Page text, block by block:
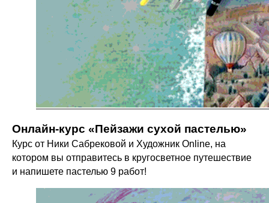
Онлайн-курс «Пейзажи сухой пастелью»
Курс от Ники Сабрековой и Художник Online, на
котором вы отправитесь в кругосветное путешествие
и напишете пастелью 9 работ!